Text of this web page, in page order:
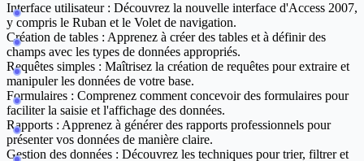
Interface utilisateur : Découvrez la nouvelle interface d'Access 2007,
y compris le Ruban et le Volet de navigation.
Création de tables : Apprenez à créer des tables et à définir des
champs avec les types de données appropriés.
Requêtes simples : Maîtrisez la création de requêtes pour extraire et
manipuler les données de votre base.
Formulaires : Comprenez comment concevoir des formulaires pour
faciliter la saisie et l'affichage des données.
Rapports : Apprenez à générer des rapports professionnels pour
présenter vos données de manière claire.
Gestion des données : Découvrez les techniques pour trier, filtrer et